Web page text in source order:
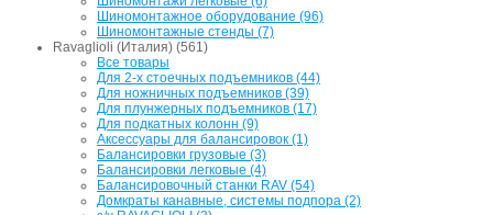
Шиномонтажное оборудование (96)
Шиномонтажные стенды (7)
Ravaglioli (Италия) (561)
Все товары
Для 2-х стоечных подъемников (44)
Для ножничных подъемников (39)
Для плунжерных подъемников (17)
Для подкатных колонн (9)
Аксессуары для балансировок (1)
Балансировки грузовые (3)
Балансировки легковые (4)
Балансировочный станки RAV (54)
Домкраты канавные, системы подпора (2)